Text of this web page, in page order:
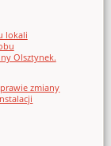
lokali
Olsztynek.
zmiany